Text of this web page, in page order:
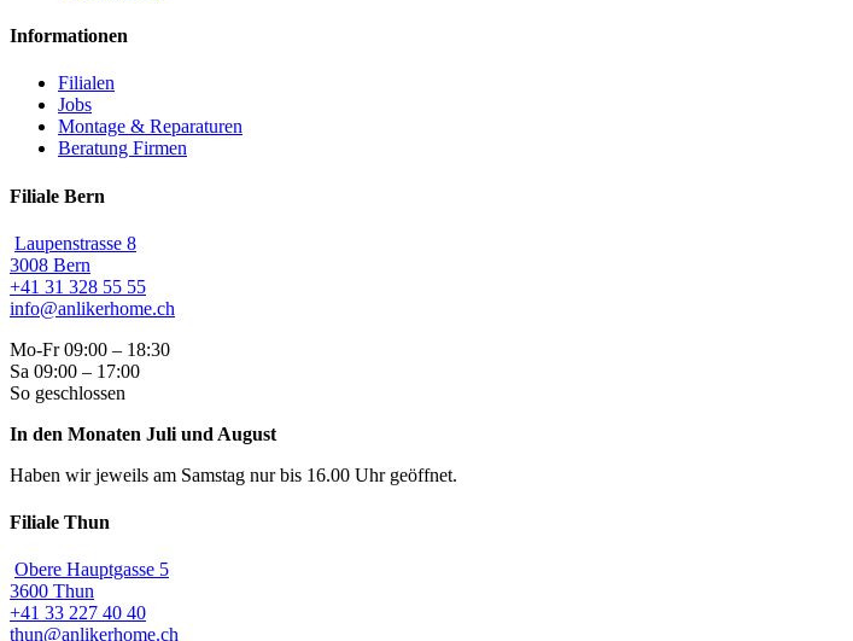
Informationen
Filialen
Jobs
Montage & Reparaturen
Beratung Firmen
Filiale Bern
Laupenstrasse 8
3008 Bern
+41 31 328 55 55
info@anlikerhome.ch
Mo-Fr 09:00 – 18:30
Sa 09:00 – 17:00
So geschlossen
In den Monaten Juli und August
Haben wir jeweils am Samstag nur bis 16.00 Uhr geöffnet.
Filiale Thun
Obere Hauptgasse 5
3600 Thun
+41 33 227 40 40
thun@anlikerhome.ch